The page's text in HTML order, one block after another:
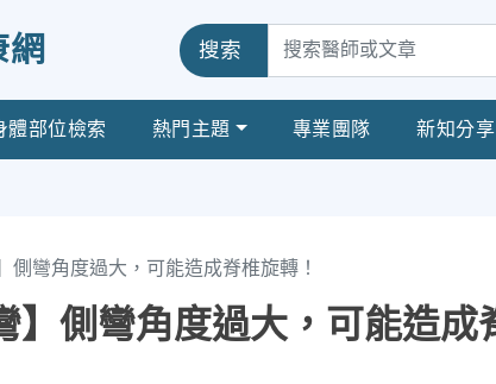
搜索
體部位檢索 熱門主題 專業團隊 新知分享
側彎角度過大，可能造成脊椎旋轉！
】側彎角度過大，可能造成